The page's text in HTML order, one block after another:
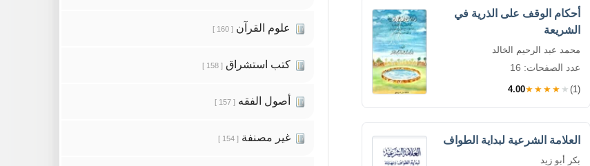
أحكام الوقف على الذرية في
الشريعة
محمد عبد الرحيم الخالد
عدد الصفحات: 16
4.00★★★★★ (1)
العلامة الشرعية لبداية الطواف
بكر أبو زيد
علوم القرآن [ 160 ]
كتب استشراق [ 158 ]
أصول الفقه [ 157 ]
غير مصنفة [ 154 ]